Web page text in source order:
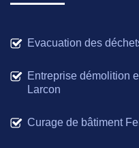
Evacuation des
Entreprise démolition
Larcon
Curage de bâtiment